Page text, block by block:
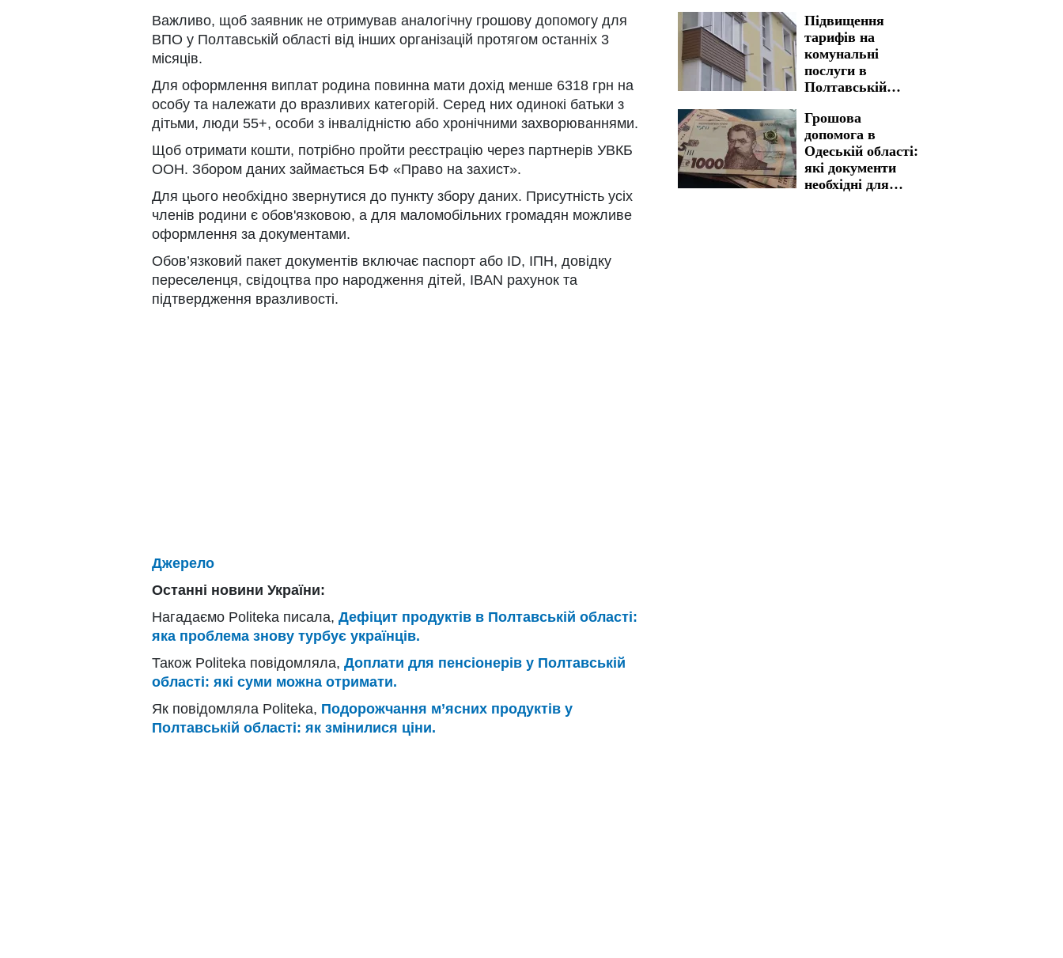
Важливо, щоб заявник не отримував аналогічну грошову допомогу для
ВПО у Полтавській області від інших організацій протягом останніх 3
місяців.
Для оформлення виплат родина повинна мати дохід менше 6318 грн на
особу та належати до вразливих категорій. Серед них одинокі батьки з
дітьми, люди 55+, особи з інвалідністю або хронічними захворюваннями.
Щоб отримати кошти, потрібно пройти реєстрацію через партнерів УВКБ
ООН. Збором даних займається БФ «Право на захист».
Для цього необхідно звернутися до пункту збору даних. Присутність усіх
членів родини є обов'язковою, а для маломобільних громадян можливе
оформлення за документами.
Обов’язковий пакет документів включає паспорт або ID, ІПН, довідку
переселенця, свідоцтва про народження дітей, IBAN рахунок та
підтвердження вразливості.
Джерело
Останні новини України:
Нагадаємо Politeka писала, Дефіцит продуктів в Полтавській області:
яка проблема знову турбує українців.
Також Politeka повідомляла, Доплати для пенсіонерів у Полтавській
області: які суми можна отримати.
Як повідомляла Politeka, Подорожчання м’ясних продуктів у
Полтавській області: як змінилися ціни.
можуть злетіти
майже в двічі
Підвищення
тарифів на
комунальні
послуги в
Полтавській
вартість стала
реальністю
Грошова
допомога в
Одеській області:
які документи
необхідні для